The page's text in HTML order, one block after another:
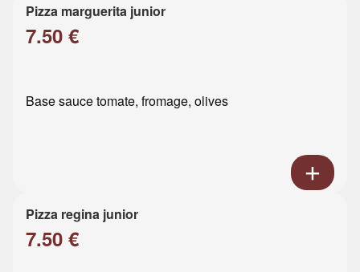
Pizza marguerita junior
7.50 €
Base sauce tomate, fromage, olives
Pizza regina junior
7.50 €